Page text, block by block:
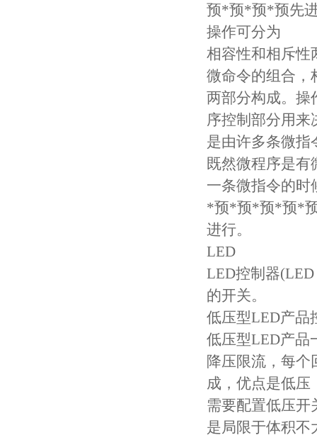
预*预*预*预先
操作可分为
相容性和相斥性
微命令的组合，
两部分构成。操
序控制部分用
是由许多条微指
既然微程序是
一条微指令的时
*预*预*预*预*
进行。
LED
LED控制器
的开关。
低压型LED产品
低压型LED产品
降压限流，每个
成，优点是低压
需要配置低压开
是局限于体积不